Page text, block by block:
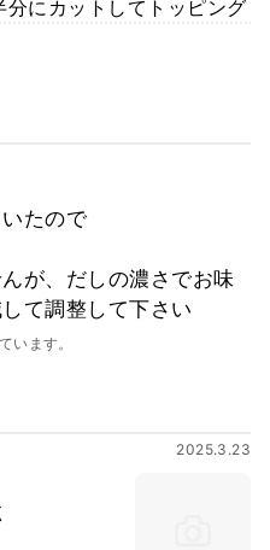
にカットしてトッピング
たので
が、だしの濃さでお味
て調整して下さい
います。
2025.3.23